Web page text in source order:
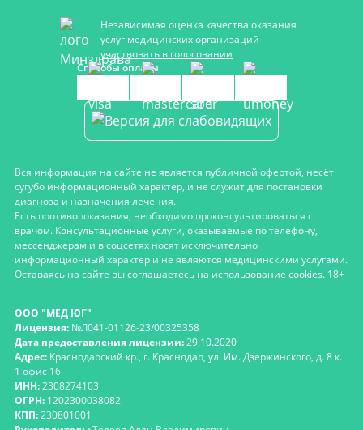
Независимая оценка качества оказания
услуг медицинских организаций
участвовать в голосовании
Способы оплаты
Вся информация на сайте не является публичной офертой, несёт
сугубо информационный характер, и не служит для постановки
диагноза и назначения лечения.
Есть противопоказания, необходимо проконсультироваться с
врачом. Консультационные услуги, оказываемые по телефону,
мессенджерам и в соцсетях носят исключительно
информационный характер и не являются медицинскими услугами.
Оставаясь на сайте вы соглашаетесь на использование cookies. 18+
ООО "МЕД ЮГ"
Лицензия: №Л041-01126-23/00325358
Дата предоставления лицензии:29.10.2020
Адрес: Краснодарский кр., г. Краснодар, ул. Им. Дзержинского, д. 8 к.
1 офис 16
ИНН:2308274103
ОГРН: 1202300038082
КПП:230801001